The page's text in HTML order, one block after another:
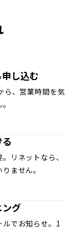
し込む
ら、営業時間を気
リネットなら、
ません。
グ
でお知らせ。1